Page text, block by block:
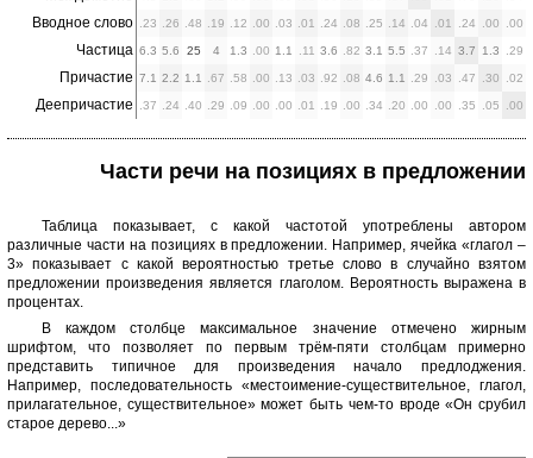
Вводное слово .23 .26 .48 .19 .12 .00 .03 .01 .24 .08 .25 .14 .04 .01 .24 .00 .00
Частица 6.3 5.6 25 4 1.3 .00 1.1 .11 3.6 .82 3.1 5.5 .37 .14 3.7 1.3 .29
Причастие 7.1 2.2 1.1 .67 .58 .00 .13 .03 .92 .08 4.6 1.1 .29 .03 .47 .30 .02
Деепричастие .37 .24 .40 .29 .09 .00 .00 .01 .19 .00 .34 .20 .00 .00 .35 .05 .00
Части речи на позициях в предложении
Таблица показывает, с какой частотой употреблены автором
различные части на позициях в предложении. Например, ячейка «глагол –
3» показывает с какой вероятностью третье слово в случайно взятом
предложении произведения является глаголом. Вероятность выражена в
процентах.
В каждом столбце максимальное значение отмечено жирным
шрифтом, что позволяет по первым трём-пяти столбцам примерно
представить типичное для произведения начало предлоджения.
Например, последовательность «местоимение-существительное, глагол,
прилагательное, существительное» может быть чем-то вроде «Он срубил
старое дерево...»